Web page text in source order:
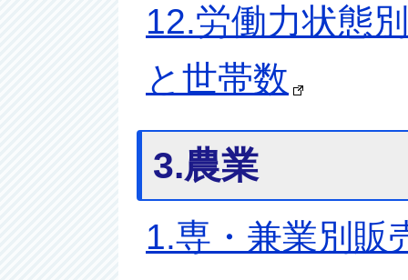
12.労働力状態
と世帯数
3.農業
1.専・兼業別販